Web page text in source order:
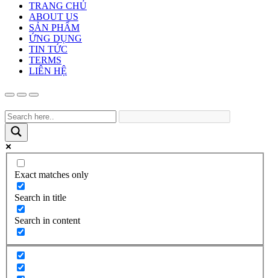
TRANG CHỦ
ABOUT US
SẢN PHẨM
ỨNG DỤNG
TIN TỨC
TERMS
LIÊN HỆ
Exact matches only
Search in title
Search in content